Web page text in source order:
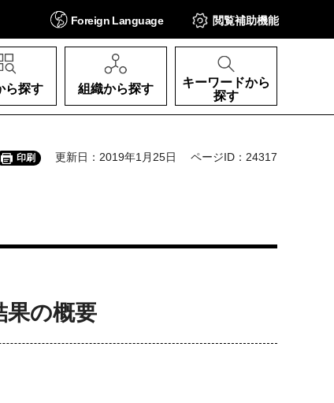
Foreign Language 閲覧補助機能
ら探す 組織から探す
キーワードから
探す
印刷 更新日：2019年1月25日 ページID：24317
果の概要